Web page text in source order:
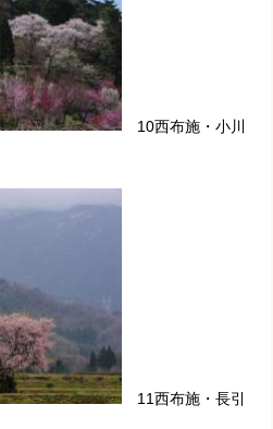
10西布施・小川
11西布施・長引